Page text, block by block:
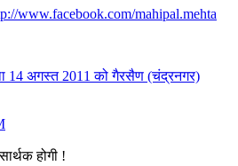
www.facebook.com/mahipal.mehta
14 अगस्त 2011 को गैरसैण (चंद्रनगर)
होगी !